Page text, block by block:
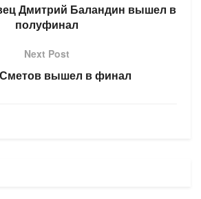
Дмитрий Баландин вышел в
полуфинал
Next Post
вышел в финал